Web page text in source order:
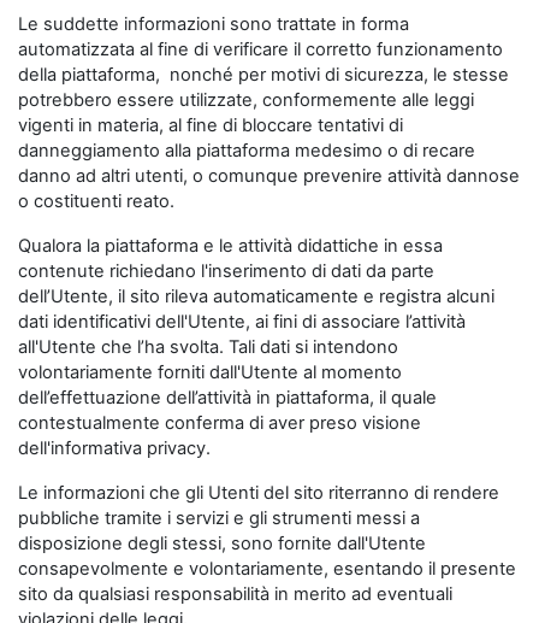
Le suddette informazioni sono trattate in forma
automatizzata al fine di verificare il corretto funzionamento
della piattaforma, nonché per motivi di sicurezza, le stesse
potrebbero essere utilizzate, conformemente alle leggi
vigenti in materia, al fine di bloccare tentativi di
danneggiamento alla piattaforma medesimo o di recare
danno ad altri utenti, o comunque prevenire attività dannose
o costituenti reato.
Qualora la piattaforma e le attività didattiche in essa
contenute richiedano l'inserimento di dati da parte
dell’Utente, il sito rileva automaticamente e registra alcuni
dati identificativi dell'Utente, ai fini di associare l’attività
all'Utente che l’ha svolta. Tali dati si intendono
volontariamente forniti dall'Utente al momento
dell’effettuazione dell’attività in piattaforma, il quale
contestualmente conferma di aver preso visione
dell'informativa privacy.
Le informazioni che gli Utenti del sito riterranno di rendere
pubbliche tramite i servizi e gli strumenti messi a
disposizione degli stessi, sono fornite dall'Utente
consapevolmente e volontariamente, esentando il presente
sito da qualsiasi responsabilità in merito ad eventuali